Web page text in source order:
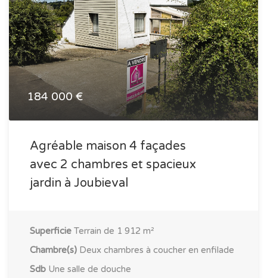
184 000 €
Agréable maison 4 façades
avec 2 chambres et spacieux
jardin à Joubieval
Superficie Terrain de 1 912 m²
Chambre(s) Deux chambres à coucher en enfilade
Sdb Une salle de douche